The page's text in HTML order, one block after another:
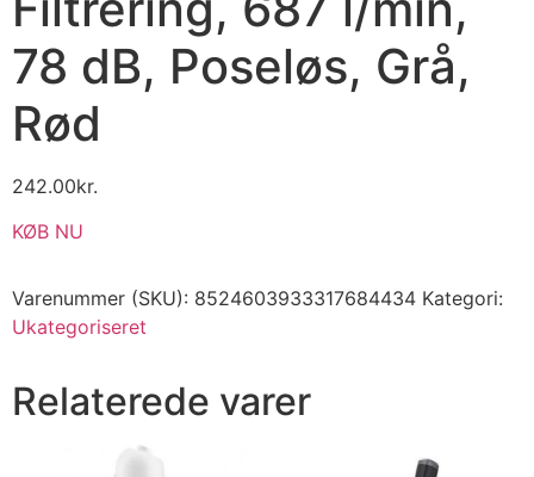
78 dB, Poseløs, Grå,
Rød
242.00kr.
KØB NU
Varenummer (SKU): 8524603933317684434 Kategori:
Ukategoriseret
Relaterede varer